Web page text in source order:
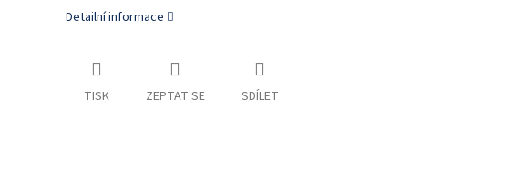
Detailní informace
TISK ZEPTAT SE SDÍLET